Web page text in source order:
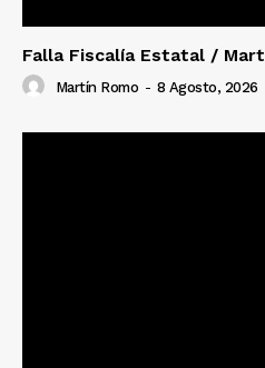
Falla Fiscalía Estatal /
Martín Romo - 8 Agosto, 2026